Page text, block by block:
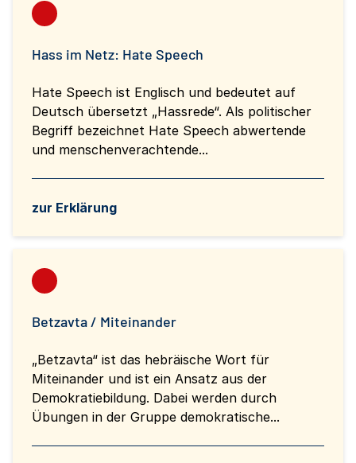
Hass im Netz: Hate Speech
Hate Speech ist Englisch und bedeutet auf
Deutsch übersetzt „Hassrede“. Als politischer
Begriff bezeichnet Hate Speech abwertende
und menschenverachtende...
zur Erklärung
Betzavta / Miteinander
„Betzavta“ ist das hebräische Wort für
Miteinander und ist ein Ansatz aus der
Demokratiebildung. Dabei werden durch
Übungen in der Gruppe demokratische...